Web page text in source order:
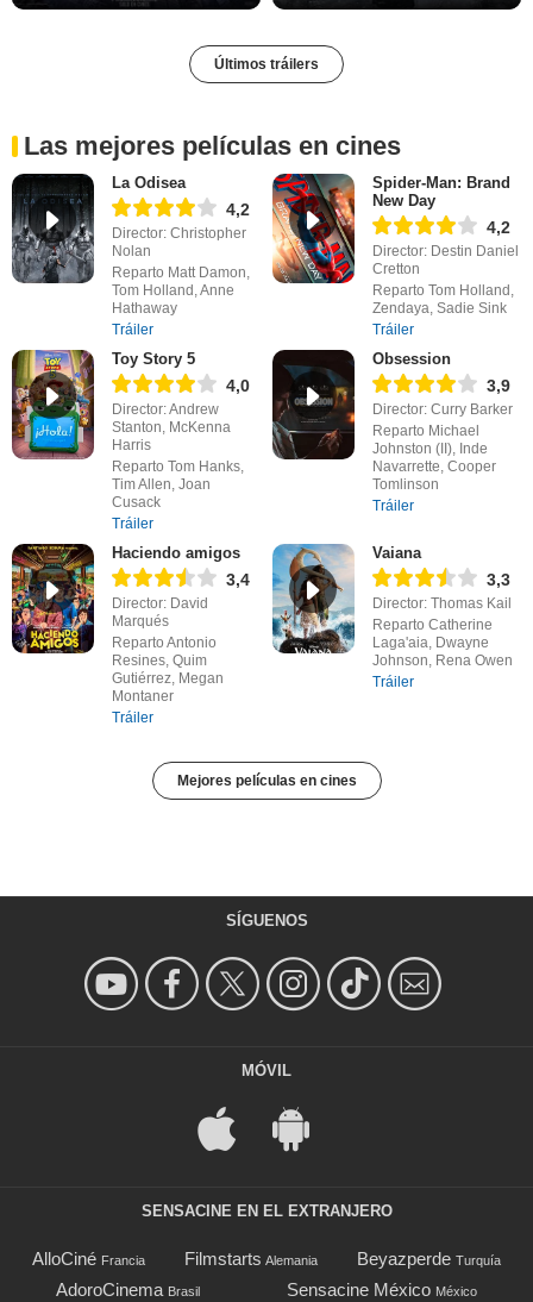
Últimos tráilers
Las mejores películas en cines
La Odisea
4,2
Director: Christopher
Nolan
Reparto Matt Damon,
Tom Holland, Anne
Hathaway
Tráiler
Spider-Man: Brand
New Day
4,2
Director: Destin Daniel
Cretton
Reparto Tom Holland,
Zendaya, Sadie Sink
Tráiler
Toy Story 5
4,0
Director: Andrew
Stanton, McKenna
Harris
Reparto Tom Hanks,
Tim Allen, Joan
Cusack
Tráiler
Obsession
3,9
Director: Curry Barker
Reparto Michael
Johnston (II), Inde
Navarrette, Cooper
Tomlinson
Tráiler
Haciendo amigos
3,4
Director: David
Marqués
Reparto Antonio
Resines, Quim
Gutiérrez, Megan
Montaner
Tráiler
Vaiana
3,3
Director: Thomas Kail
Reparto Catherine
Laga'aia, Dwayne
Johnson, Rena Owen
Tráiler
Mejores películas en cines
SÍGUENOS
MÓVIL
SENSACINE EN EL EXTRANJERO
AlloCiné Francia Filmstarts Alemania Beyazperde Turquía
AdoroCinema Brasil Sensacine México México